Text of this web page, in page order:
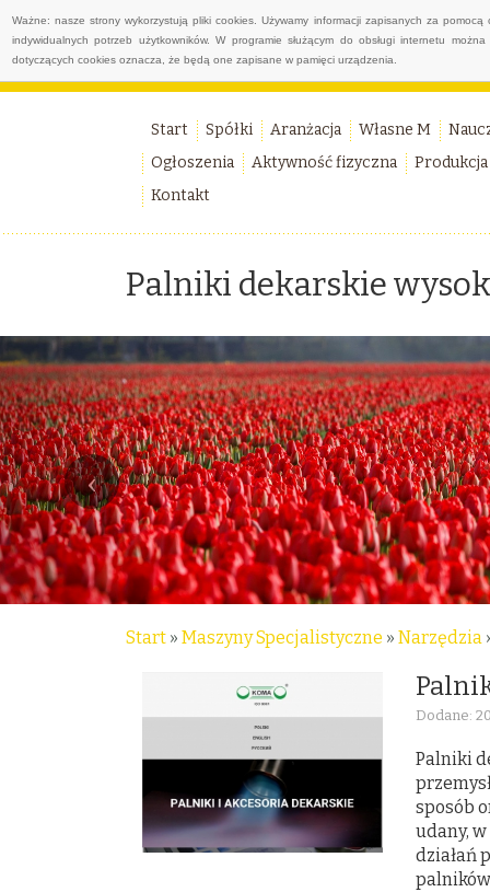
Ważne: nasze strony wykorzystują pliki cookies. Używamy informacji zapisanych za
indywidualnych potrzeb użytkowników. W programie służącym do obsługi internetu
dotyczących cookies oznacza, że będą one zapisane w pamięci urządzenia.
Start Spółki Aranżacja Własne M
Ogłoszenia
Aktywność fizyczna
Produkcja
Kontakt
Palniki dekarskie
Start » Maszyny Specjalistyczne » Narzędzia
Dodane:
Palniki
sposób
udany,
działań